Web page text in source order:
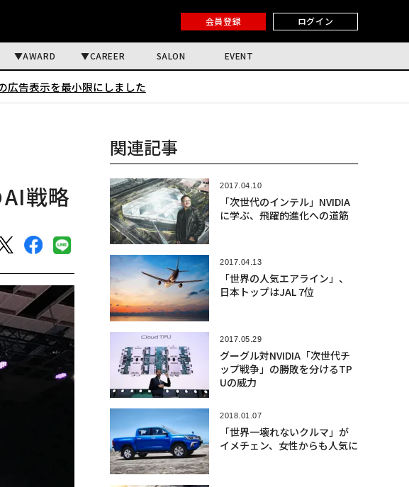
会員登録 ログイン
AWARD CAREER SALON EVENT
広告表示を最小限にしました
戦略
関連記事
2017.04.10
「次世代のインテル」NVIDIA
に学ぶ、飛躍的進化への道筋
2017.04.13
「世界の人気エアライン」、
日本トップはJAL 7位
2017.05.29
グーグル対NVIDIA「次世代チ
ップ戦争」の勝敗を分けるTP
Uの威力
2018.01.07
「世界一壊れないクルマ」が
イメチェン、女性からも人気に